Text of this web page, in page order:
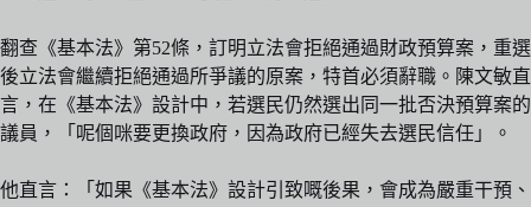
翻查《基本法》第52條，訂明立法會拒絕通過財政預算案，重選
後立法會繼續拒絕通過所爭議的原案，特首必須辭職。陳文敏直
言，在《基本法》設計中，若選民仍然選出同一批否決預算案的
議員，「呢個咪要更換政府，因為政府已經失去選民信任」。
他直言：「如果《基本法》設計引致嘅後果，會成為嚴重干預、